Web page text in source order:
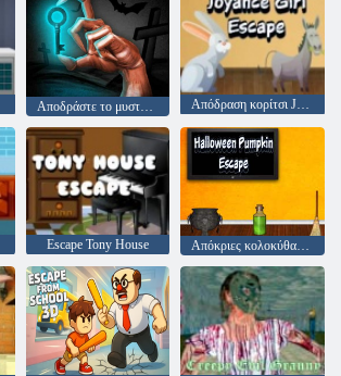
Αποδράστε το μυστήριο δωμάτιο Απόδραση κορίτσι Joyance
Escape Tony House Απόκριες κολοκύθας απόδραση